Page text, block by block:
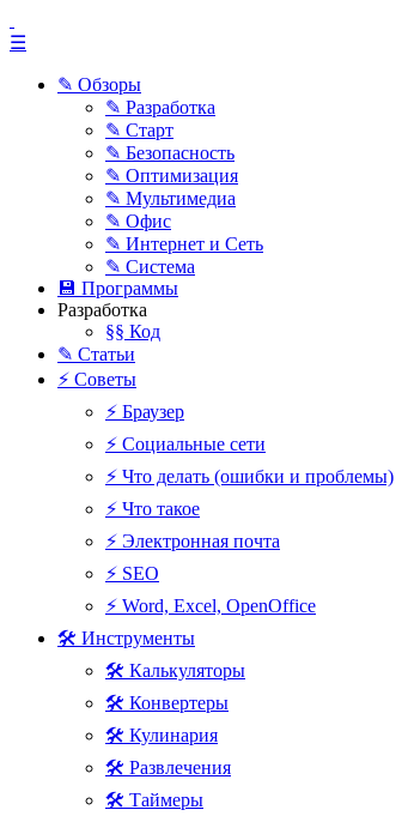
☰
✎ Обзоры
✎ Разработка
✎ Старт
✎ Безопасность
✎ Оптимизация
✎ Мультимедиа
✎ Офис
✎ Интернет и Сеть
✎ Система
💾 Программы
Разработка
§§ Код
✎ Статьи
⚡ Советы
⚡ Браузер
⚡ Социальные сети
⚡ Что делать (ошибки и проблемы)
⚡ Что такое
⚡ Электронная почта
⚡ SEO
⚡ Word, Excel, OpenOffice
🛠 Инструменты
🛠 Калькуляторы
🛠 Конвертеры
🛠 Кулинария
🛠 Развлечения
🛠 Таймеры